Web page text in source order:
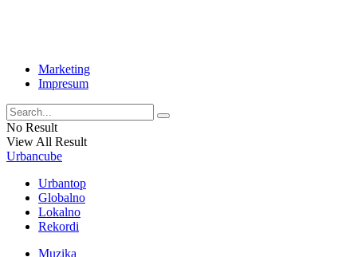
Marketing
Impresum
No Result
View All Result
Urbancube
Urbantop
Globalno
Lokalno
Rekordi
Muzika